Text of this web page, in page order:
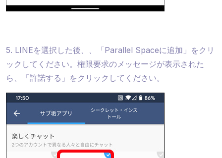
5. LINEを選択した後、、「Parallel Spaceに追加」をクリ
ックしてください。権限要求のメッセージが表示された
ら、「許諾する」をクリックしてください。